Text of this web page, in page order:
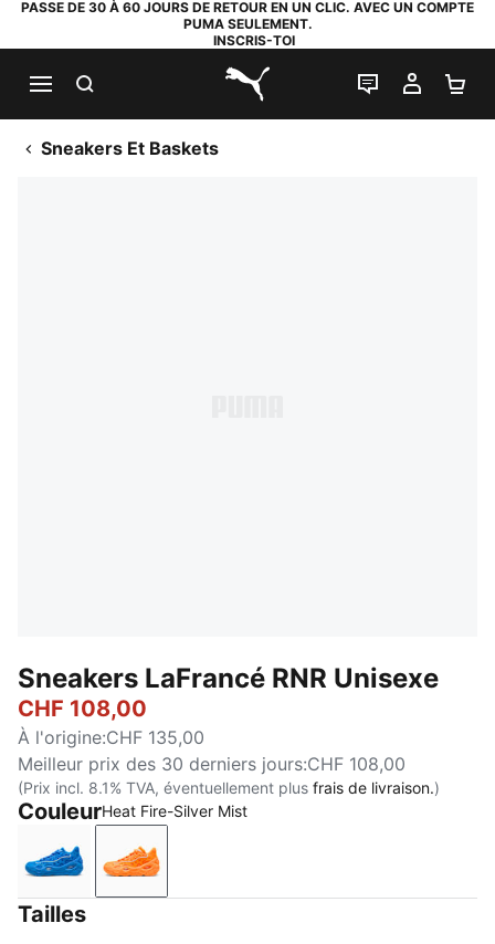
PASSE DE 30 À 60 JOURS DE RETOUR EN UN CLIC. AVEC UN COMPTE
PUMA SEULEMENT.
INSCRIS-TOI
PUMA.com
LIVE CHAT
MON
Sneakers Et Baskets
Sneakers LaFrancé RNR Unisexe
CHF 108,00
À l'origine:CHF 135,00
Meilleur prix des 30 derniers jours:CHF 108,00
(Prix incl. 8.1% TVA, éventuellement plus frais de livraison.)
CouleurHeat Fire-Silver Mist
Ultra Blue-Sea Glass
Heat Fire-Silver Mist
Tailles